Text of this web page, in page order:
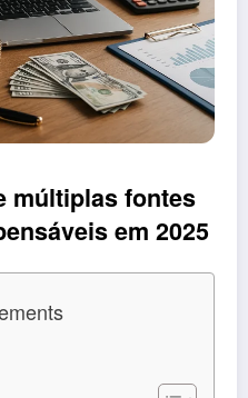
múltiplas fontes
em 2025